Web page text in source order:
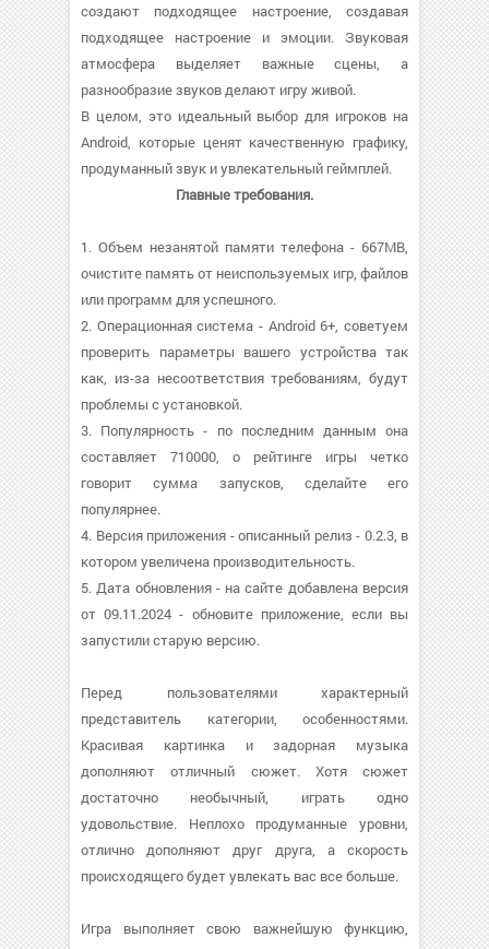
создают подходящее настроение, создавая
подходящее настроение и эмоции. Звуковая
атмосфера выделяет важные сцены, а
разнообразие звуков делают игру живой.
В целом, это идеальный выбор для игроков на
Android, которые ценят качественную графику,
продуманный звук и увлекательный геймплей.
Главные требования.
1. Объем незанятой памяти телефона - 667MB,
очистите память от неиспользуемых игр, файлов
или программ для успешного.
2. Операционная система - Android 6+, советуем
проверить параметры вашего устройства так
как, из-за несоответствия требованиям, будут
проблемы с установкой.
3. Популярность - по последним данным она
составляет 710000, о рейтинге игры четко
говорит сумма запусков, сделайте его
популярнее.
4. Версия приложения - описанный релиз - 0.2.3, в
котором увеличена производительность.
5. Дата обновления - на сайте добавлена версия
от 09.11.2024 - обновите приложение, если вы
запустили старую версию.
Перед пользователями характерный
представитель категории, особенностями.
Красивая картинка и задорная музыка
дополняют отличный сюжет. Хотя сюжет
достаточно необычный, играть одно
удовольствие. Неплохо продуманные уровни,
отлично дополняют друг друга, а скорость
происходящего будет увлекать вас все больше.
Игра выполняет свою важнейшую функцию,